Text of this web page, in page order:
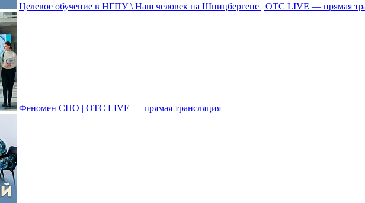
Целевое обучение в НГПУ \ Наш человек на Шпицбергене | ОТС LIVE — прямая
Феномен СПО | ОТС LIVE — прямая трансляция